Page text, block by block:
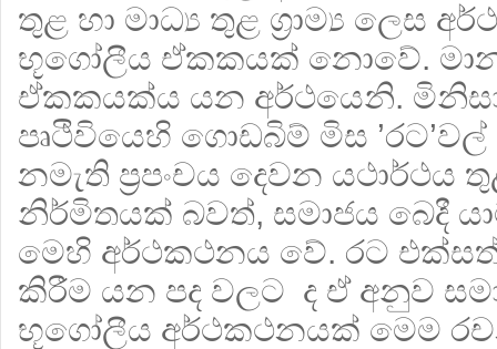
තුළ හා මාධ්‍ය තුළ ග‍්‍රාම්‍ය ලෙස
භූගෝලීය ඒකකයක් නොවේ.
ඒකකයක්ය යන අර්ථයෙනි.
පෘථිවියෙහි ගොඩබිම් මිස
නමැති ප‍්‍රපංචය දෙවන යථාර්ථය
නිර්මිතයක් බවත්, සමාජය බෙදී
මෙහි අර්ථකථනය වේ. රට
කිරීම යන පද වලට ද ඒ අනුව
භූගෝලීය අර්ථකථනයක් මෙම